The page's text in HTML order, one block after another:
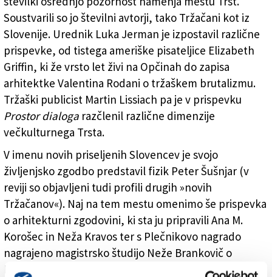
Soustvarili so jo številni avtorji, tako Tržačani kot iz
Slovenije. Urednik Luka Jerman je izpostavil različne
prispevke, od tistega ameriške pisateljice Elizabeth
Griffin, ki že vrsto let živi na Opčinah do zapisa
arhitektke Valentina Rodani o tržaškem brutalizmu.
Tržaški publicist Martin Lissiach pa je v prispevku
Prostor dialoga razčlenil različne dimenzije
večkulturnega Trsta.
V imenu novih priseljenih Slovencev je svojo
življenjsko zgodbo predstavil fizik Peter Šušnjar (v
reviji so objavljeni tudi profili drugih »novih
Tržačanov«). Naj na tem mestu omenimo še prispevka
o arhitekturni zgodovini, ki sta ju pripravili Ana M.
Korošec in Neža Kravos ter s Plečnikovo nagrado
nagrajeno magistrsko študijo Neže Brankovič o
Narodnem domu. Na voljo je tudi nekaj intervjujev,